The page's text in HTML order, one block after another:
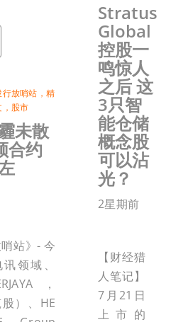
行放哨站 ， 精
， 股市
未散
合约
站》- 今
领域、
，
）、HE
Stratus
Global
控股一
鸣惊人
之后 这
3只智
能仓储
概念股
可以沾
光？
2星期前
【财经猎
人笔记】
7月21日
上市的